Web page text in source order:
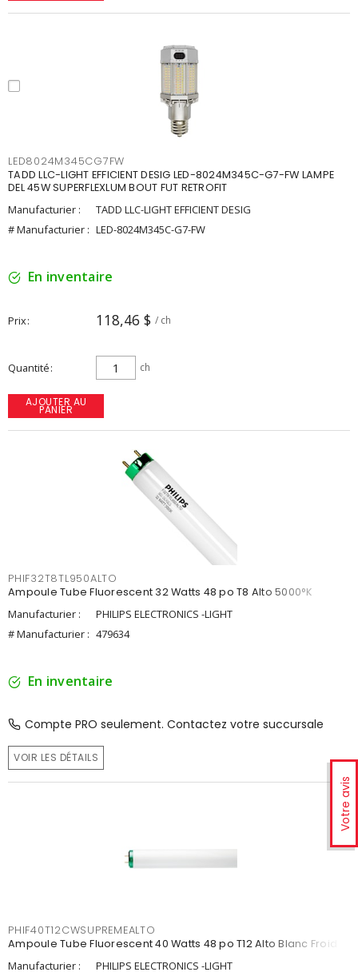
Votre avis
LED8024M345CG7FW
TADD LLC-LIGHT EFFICIENT DESIG LED-8024M345C-G7-FW LAMPE
DEL 45W SUPERFLEXLUM BOUT FUT RETROFIT
Manufacturier :
TADD LLC-LIGHT EFFICIENT DESIG
# Manufacturier : LED-8024M345C-G7-FW
En inventaire
Prix 118,46 $ / ch
Quantité ch
AJOUTER AU
PANIER
PHIF32T8TL950ALTO
Ampoule Tube Fluorescent 32 Watts 48 po T8 Alto 5000°K
Manufacturier :
PHILIPS ELECTRONICS -LIGHT
# Manufacturier : 479634
En inventaire
Compte PRO seulement. Contactez votre succursale
VOIR LES DÉTAILS
PHIF40T12CWSUPREMEALTO
Ampoule Tube Fluorescent 40 Watts 48 po T12 Alto Blanc Froid
Manufacturier :
PHILIPS ELECTRONICS -LIGHT